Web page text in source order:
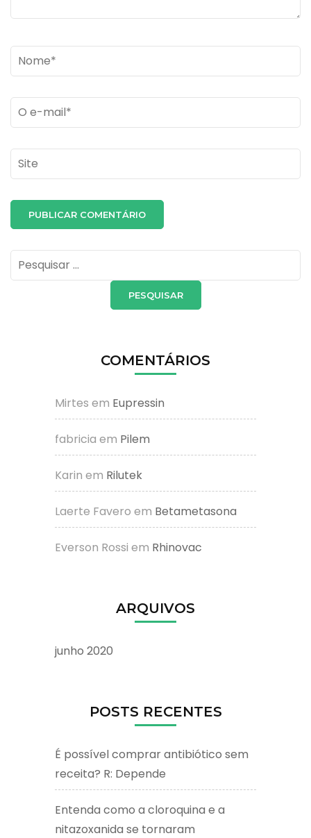
Name*
Email *
Site
Pesquisar
por:
COMENTÁRIOS
Mirtes em Eupressin
fabricia em Pilem
Karin em Rilutek
Laerte Favero em Betametasona
Everson Rossi em Rhinovac
ARQUIVOS
junho 2020
POSTS RECENTES
É possível comprar antibiótico sem
receita? R: Depende
Entenda como a cloroquina e a
nitazoxanida se tornaram